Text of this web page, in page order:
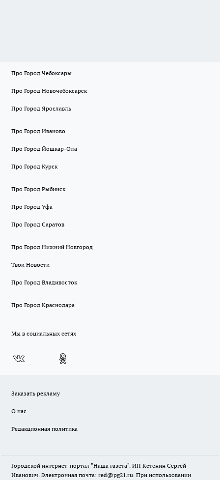
Про Город Чебоксары
Про Город Новочебоксарск
Про Город Ярославль
Про Город Иваново
Про Город Йошкар-Ола
Про Город Курск
Про Город Рыбинск
Про Город Уфа
Про Город Саратов
Про Город Нижний Новгород
Твои Новости
Про Город Владивосток
Про Город Краснодара
Мы в социальных сетях
Заказать рекламу
О нас
Редакционная политика
Городской интернет-портал "Наша газета". ИП Кстенин Сергей
Иванович. Электронная почта: red@pg21.ru. При использовании